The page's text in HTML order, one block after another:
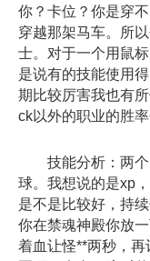
你？卡位？你是穿
穿越那架马车。所
士。对于一个用鼠
是说有的技能使用
期比较厉害我也有
ck以外的职业的胜率
技能分析：两个1
球。我想说的是xp
是不是比较好，持
你在禁魂神殿你放
着血让怪**两秒，